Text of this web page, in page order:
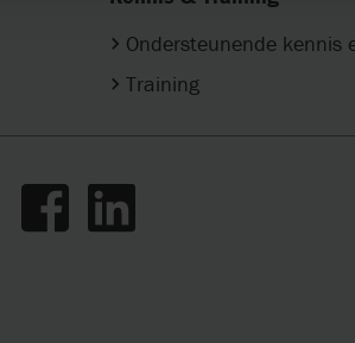
Ondersteunende kennis
Training